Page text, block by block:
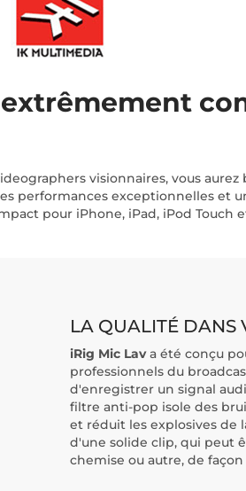
visionnaires, vous
performances exceptionnelles et
pour iPhone, iPad, iPod Touch
LA QUALITÉ DANS
iRig Mic Lava été conçu
professionnels du
d'enregistrer un signal
filtre anti-pop isole des
et réduit les explosives de
d'une solide clip, qui peut
chemise ou autre, de